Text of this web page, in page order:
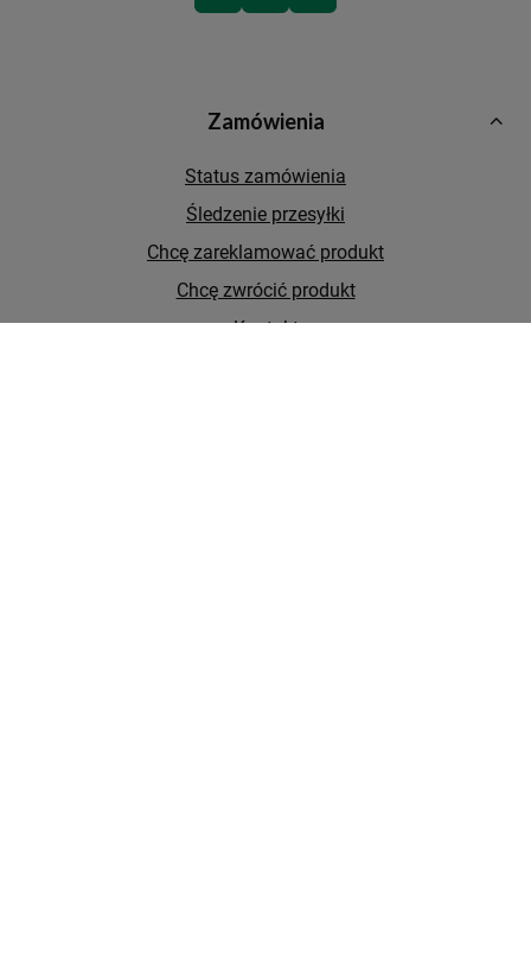
Zamówienia
Status zamówienia
Śledzenie przesyłki
Chcę zareklamować produkt
Chcę zwrócić produkt
Kontakt